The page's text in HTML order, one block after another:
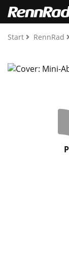
Start RennRad